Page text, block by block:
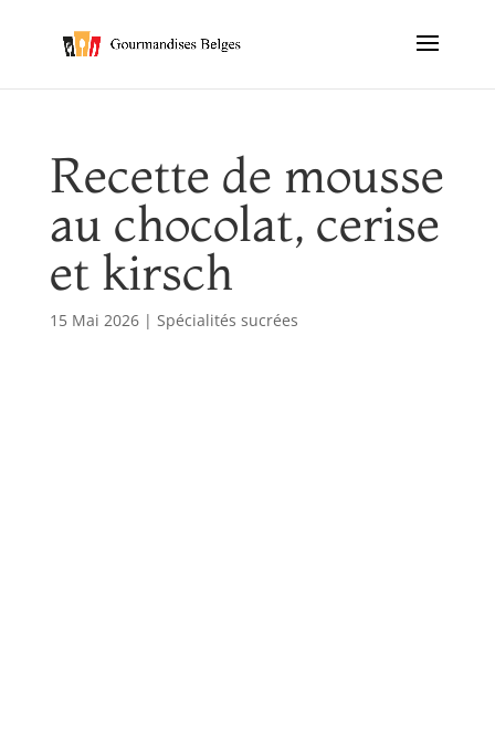
Recette de mousse
au chocolat, cerise
et kirsch
15 Mai 2026| Spécialités sucrées